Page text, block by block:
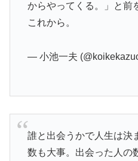
からやってくる。」と前
これから。
— 小池一夫
誰と出会うかで人生は決
数も大事。出会った人の